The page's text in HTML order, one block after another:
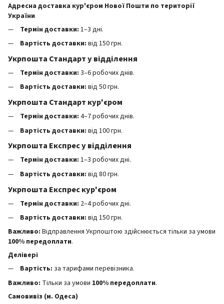
Адресна доставка кур'єром Нової Пошти по території
України
Термін доставки: 1–3 дні.
Вартість доставки: від 150 грн.
Укрпошта Стандарт у відділення
Термін доставки: 3–6 робочих днів.
Вартість доставки: від 50 грн.
Укрпошта Стандарт кур'єром
Термін доставки: 4–7 робочих днів.
Вартість доставки: від 100 грн.
Укрпошта Експрес у відділення
Термін доставки: 1–3 робочих дні.
Вартість доставки: від 80 грн.
Укрпошта Експрес кур'єром
Термін доставки: 2–4 робочих дні.
Вартість доставки: від 150 грн.
Важливо: Відправлення Укрпоштою здійснюється тільки за умови
100% передоплати.
Делівері
Вартість: за тарифами перевізника.
Важливо: Тільки за умови 100% передоплати.
Самовивіз (м. Одеса)